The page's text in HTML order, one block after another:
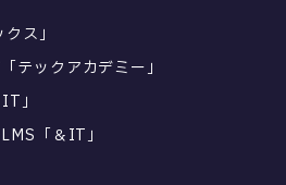
ス」
テックアカデミー」
」
「＆IT」